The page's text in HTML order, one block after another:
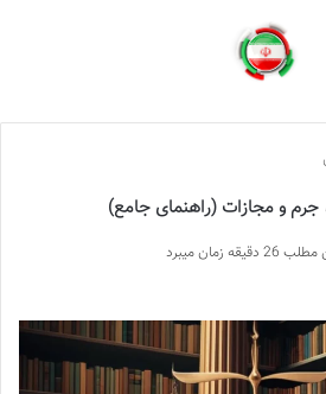
جرم و مجازات (راهنمای جامع)
زمان میبرد